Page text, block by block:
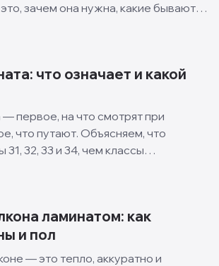
зачем она нужна, какие бывают
взять ламинат без фаски.
что означает и какой
первое, на что смотрят при
что путают. Объясняем, что
32, 33 и 34, чем классы
выбрать для квартиры, кухни и
ламинатом: как
и пол
— это тепло, аккуратно и